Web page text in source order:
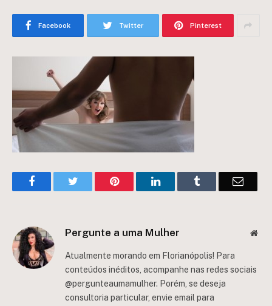
Facebook Twitter Pinterest
FacebookTwitter Pinterest LinkedInTumblr Email
Pergunte a uma Mulher
Atualmente morando em Florianópolis! Para
conteúdos inéditos, acompanhe nas redes sociais
@pergunteaumamulher. Porém, se deseja
consultoria particular, envie email para